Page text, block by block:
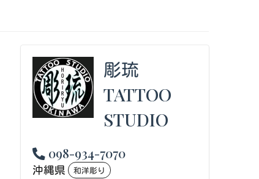
彫琉
TATTOO
STUDIO
098-934-7070
沖縄県 和洋彫り